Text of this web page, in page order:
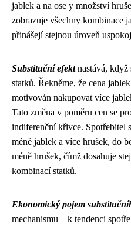
jablek a na ose y množství
zobrazuje všechny kombinace
přinášejí stejnou úroveň
Substituční efektnastává, když
statků. Řekněme, že cena
motivován nakupovat více
Tato změna v poměru cen se
indiferenční křivce. Spotřebitel
méně jablek a více hrušek, do
méně hrušek, čímž dosahuje
kombinací statků.
Ekonomický pojem
mechanismu – k tendenci